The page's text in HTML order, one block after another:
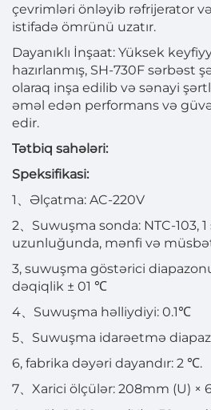
çevrimləri önləyib rəfrijerator
istifadə ömrünü uzatır.
Dayanıklı İnşaat: Yüksek
hazırlanmış, SH-730F sərbəst
olaraq inşa edilib və sənayi
əməl edən performans və
edir.
Tətbiq sahələri:
Speksifikasi:
1、Əlçatma: AC-220V
2、Suwuşma sonda: NTC-103,
uzunluğunda, mənfi və
3, suwuşma göstərici
dəqiqlik ± 01 ℃
4、Suwuşma həlliydiyi: 0.1℃
5、Suwuşma idarəetmə
6, fabrika dəyəri dayandır: 2 ℃.
7、Xarici ölçülər: 208mm (U) ×